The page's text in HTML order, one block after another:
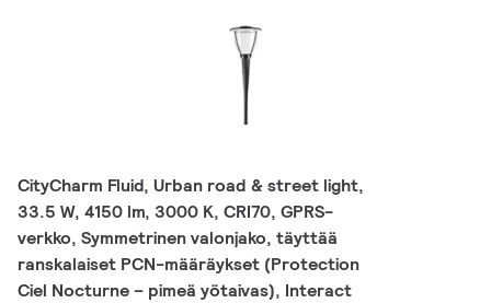
CityCharm Fluid, Urban road & street light,
33.5 W, 4150 lm, 3000 K, CRI70, GPRS-
verkko, Symmetrinen valonjako, täyttää
ranskalaiset PCN-määräykset (Protection
Ciel Nocturne – pimeä yötaivas), Interact